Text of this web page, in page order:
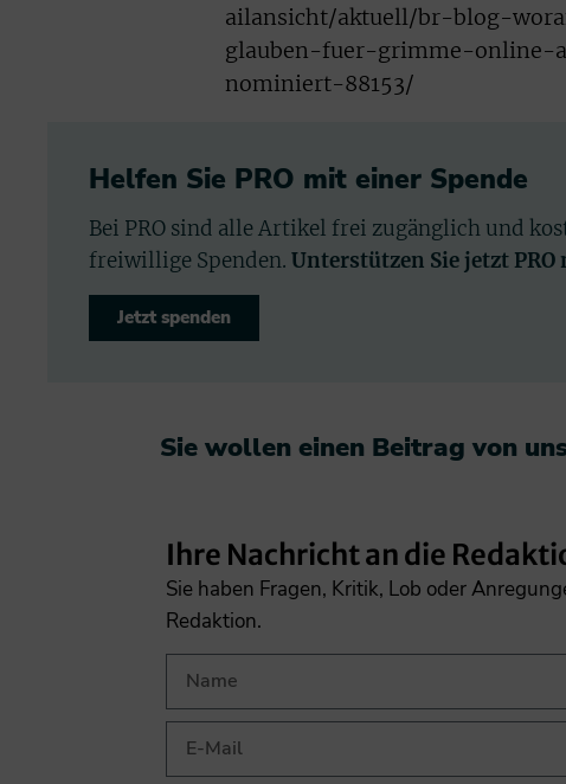
ailansicht/aktuell/br-blog-
glauben-fuer-grimme-online-
nominiert-88153/
Helfen Sie PRO mit einer Spende
Bei PRO sind alle Artikel frei zugänglich und
freiwillige Spenden. Unterstützen Sie jetzt PRO
Jetzt spenden
Sie wollen einen Beitrag von
Ihre Nachricht an die
Sie haben Fragen, Kritik, Lob oder
Redaktion.